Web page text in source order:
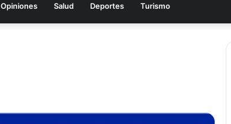
Opiniones Salud Deportes Turismo